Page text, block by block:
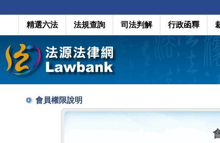
精選六法 法規查詢 司法判解 行政函釋
會員權限說明